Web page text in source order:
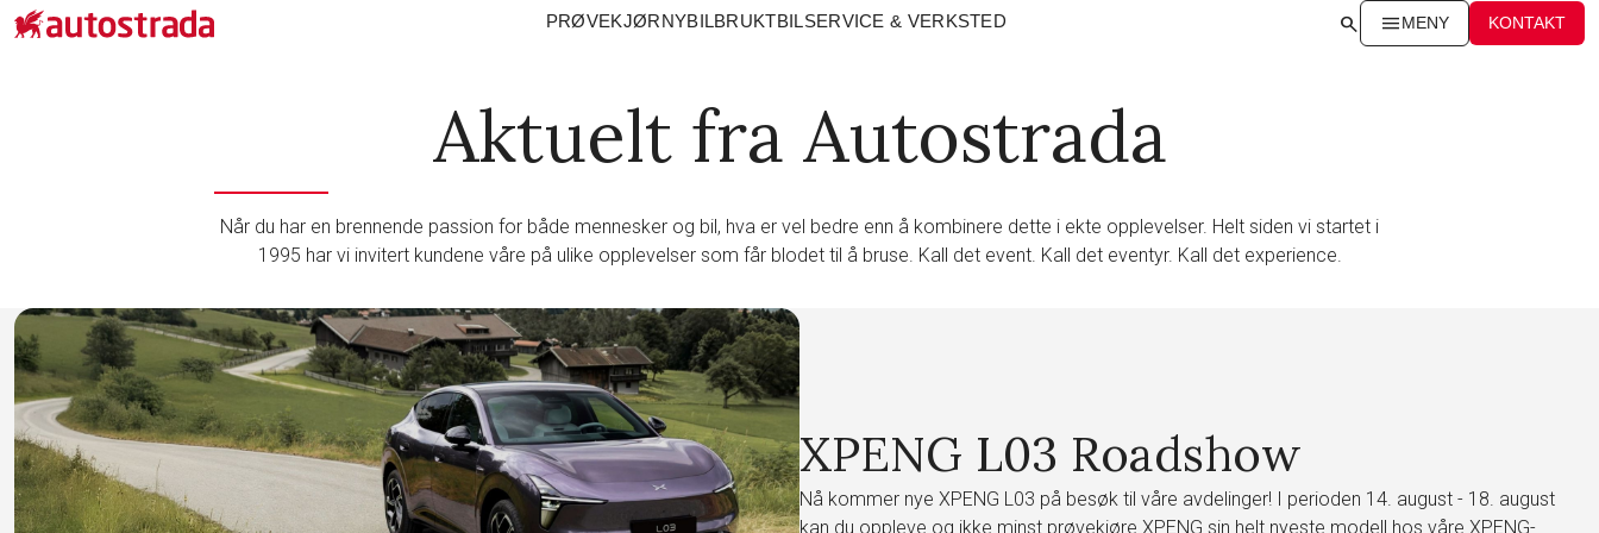
PRØVEKJØRNYBILBRUKTBILSERVICE & VERKSTED search KONTAKT
menuMENY
expand_more
Innbytte - vi kjøper bilen
Service & verksted
Avdelinger
Om Autostrada
Aktuelt fra Autostrada
Når du har en brennende passion for både mennesker og bil, hva er vel bedre enn å kombinere dette i ekte opplevelser. Helt siden vi startet i
1995 har vi invitert kundene våre på ulike opplevelser som får blodet til å bruse. Kall det event. Kall det eventyr. Kall det experience.
XPENG L03 Roadshow
Nå kommer nye XPENG L03 på besøk til våre avdelinger! I perioden 14. august - 18. august
kan du oppleve og ikke minst prøvekjøre XPENG sin helt nyeste modell hos våre XPENG-